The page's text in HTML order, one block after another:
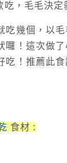
，毛毛決定
吃幾個，以
囉！這次做
吃！推薦此
食材 :